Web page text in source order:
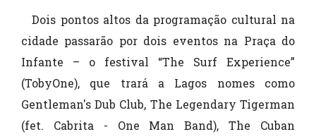
Dois pontos altos da programação cultural na
cidade passarão por dois eventos na Praça do
Infante – o festival “The Surf Experience”
(TobyOne), que trará a Lagos nomes como
Gentleman's Dub Club, The Legendary Tigerman
(fet. Cabrita - One Man Band), The Cuban